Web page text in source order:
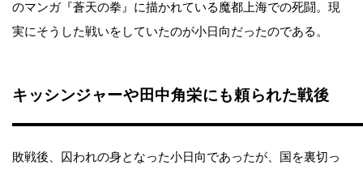
のマンガ『蒼天の拳』に描かれている魔都上海での死闘。現
実にそうした戦いをしていたのが小日向だったのである。
キッシンジャーや田中角栄にも頼られた戦後
敗戦後、囚われの身となった小日向であったが、国を裏切っ